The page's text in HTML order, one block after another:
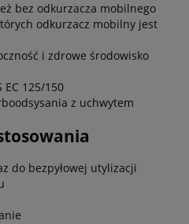
bez odkurzacza mobilnego
odkurzacz mobilny jest
i zdrowe środowisko
EC 125/150
z uchwytem
do bezpyłowej utylizacji